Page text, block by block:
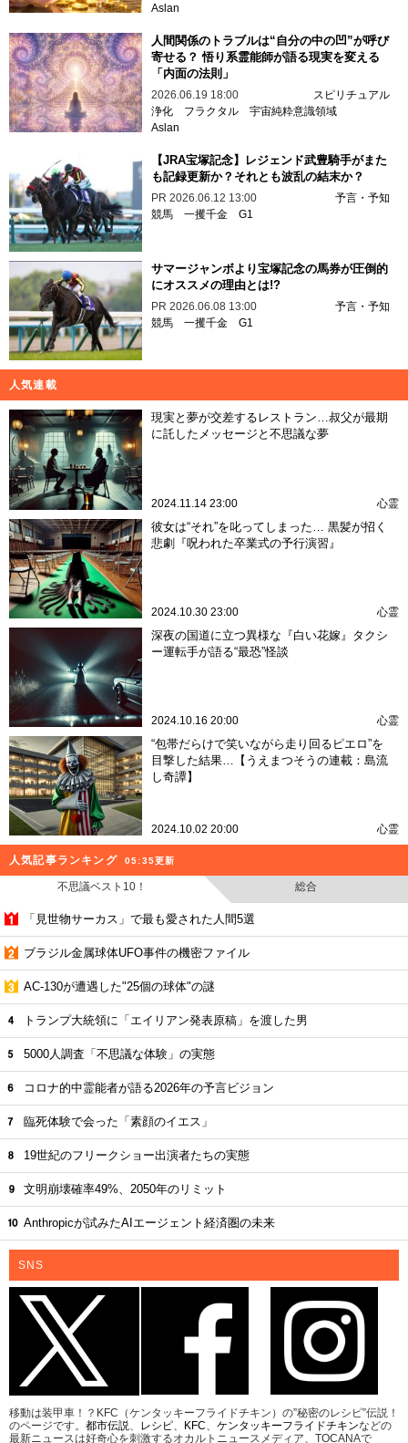
Aslan
人間関係のトラブルは“自分の中の凹”が呼び
寄せる？ 悟り系霊能師が語る現実を変える
「内面の法則」
2026.06.19 18:00
スピリチュアル
浄化
フラクタル 宇宙純粋意識領域
Aslan
【JRA宝塚記念】レジェンド武豊騎手がまた
も記録更新か？それとも波乱の結末か？
PR 2026.06.12 13:00
予言・予知
競馬 一攫千金 G1
サマージャンボより宝塚記念の馬券が圧倒的
にオススメの理由とは!?
PR 2026.06.08 13:00
予言・予知
競馬 一攫千金 G1
人気連載
現実と夢が交差するレストラン…叔父が最期
に託したメッセージと不思議な夢
2024.11.14 23:00 心霊
彼女は“それ”を叱ってしまった… 黒髪が招く
悲劇『呪われた卒業式の予行演習』
2024.10.30 23:00 心霊
深夜の国道に立つ異様な『白い花嫁』タクシ
ー運転手が語る“最恐”怪談
2024.10.16 20:00 心霊
“包帯だらけで笑いながら走り回るピエロ”を
目撃した結果…【うえまつそうの連載：島流
し奇譚】
2024.10.02 20:00 心霊
人気記事ランキング 05:35更新
不思議ベスト10！ 総合
「見世物サーカス」で最も愛された人間5選
ブラジル金属球体UFO事件の機密ファイル
AC-130が遭遇した"25個の球体"の謎
トランプ大統領に「エイリアン発表原稿」を渡した男
5000人調査「不思議な体験」の実態
コロナ的中霊能者が語る2026年の予言ビジョン
臨死体験で会った「素顔のイエス」
19世紀のフリークショー出演者たちの実態
文明崩壊確率49%、2050年のリミット
Anthropicが試みたAIエージェント経済圏の未来
SNS
移動は装甲車！？KFC（ケンタッキーフライドチキン）の”秘密のレシピ”伝説！
のページです。 都市伝説 レシピ KFC ケンタッキーフライドチキンなどの
最新ニュースは好奇心を刺激するオカルトニュースメディア、TOCANAで